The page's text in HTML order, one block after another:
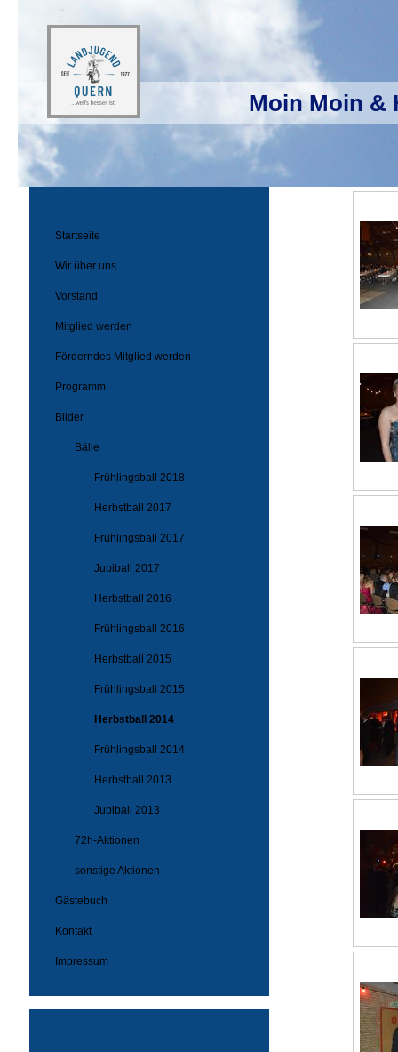
Moin Moin &
Startseite
Wir über uns
Vorstand
Mitglied werden
Förderndes Mitglied werden
Programm
Bilder
Bälle
Frühlingsball 2018
Herbstball 2017
Frühlingsball 2017
Jubiball 2017
Herbstball 2016
Frühlingsball 2016
Herbstball 2015
Frühlingsball 2015
Herbstball 2014
Frühlingsball 2014
Herbstball 2013
Jubiball 2013
72h-Aktionen
sonstige Aktionen
Gästebuch
Kontakt
Impressum